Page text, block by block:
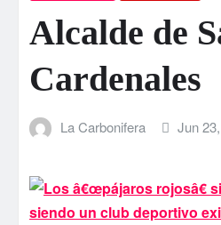
Alcalde de
Cardenales
La Carbonifera Jun